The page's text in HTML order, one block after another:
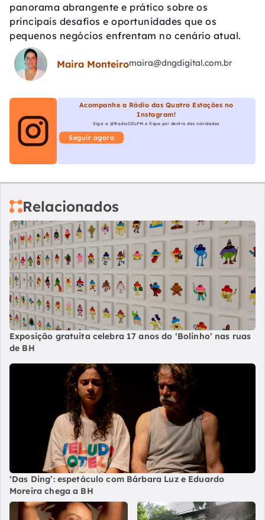
panorama abrangente e prático sobre os
principais desafios e oportunidades que os
pequenos negócios enfrentam no cenário atual.
Maira Monteiromaira@dngdigital.com.br
Acompanhe a Rádio das Quatro Estações no
Instagram!
Siga a @RadioCDLFM e fique por dentro das novidades
Seguir agora
Relacionados
Exposição gratuita celebra 17 anos do ‘Bolinho’ nas ruas
de BH
‘Das Ding’: espetáculo com Bárbara Luz e Eduardo
Moreira chega a BH